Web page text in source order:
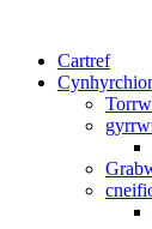
Cartref